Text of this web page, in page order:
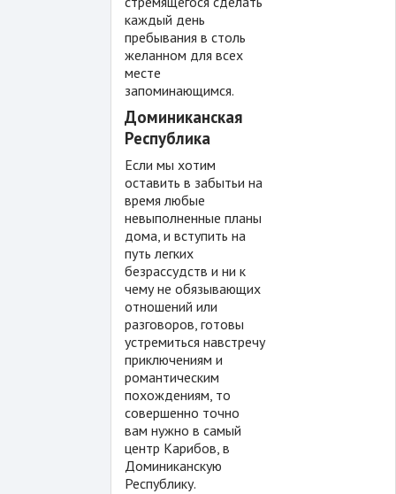
каждый день
пребывания в столь
желанном для всех
месте
запоминающимся.
Доминиканская
Республика
Если мы хотим
оставить в забытьи на
время любые
невыполненные планы
дома, и вступить на
путь легких
безрассудств и ни к
чему не обязывающих
отношений или
разговоров, готовы
устремиться навстречу
приключениям и
романтическим
похождениям, то
совершенно точно
вам нужно в самый
центр Карибов, в
Доминиканскую
Республику.